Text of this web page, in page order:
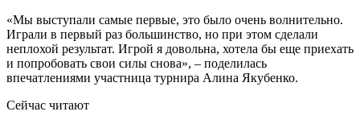
«Мы выступали самые первые, это было очень волнительно.
Играли в первый раз большинство, но при этом сделали
неплохой результат. Игрой я довольна, хотела бы еще приехать
и попробовать свои силы снова», – поделилась
впечатлениями участница турнира Алина Якубенко.
Сейчас читают